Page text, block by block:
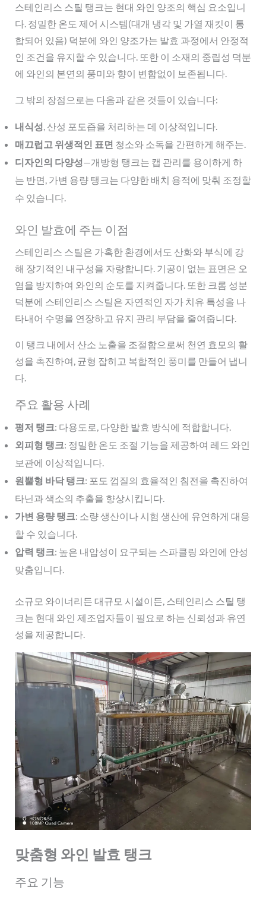
스테인리스 스틸 탱크는 현대 와인 양조의 핵심 요소입니
다. 정밀한 온도 제어 시스템(대개 냉각 및 가열 재킷이 통
합되어 있음) 덕분에 와인 양조가는 발효 과정에서 안정적
인 조건을 유지할 수 있습니다. 또한 이 소재의 중립성 덕분
에 와인의 본연의 풍미와 향이 변함없이 보존됩니다.
그 밖의 장점으로는 다음과 같은 것들이 있습니다:
내식성, 산성 포도즙을 처리하는 데 이상적입니다.
매끄럽고 위생적인 표면 청소와 소독을 간편하게 해주는.
디자인의 다양성—개방형 탱크는 캡 관리를 용이하게 하
는 반면, 가변 용량 탱크는 다양한 배치 용적에 맞춰 조정할
수 있습니다.
와인 발효에 주는 이점
스테인리스 스틸은 가혹한 환경에서도 산화와 부식에 강
해 장기적인 내구성을 자랑합니다. 기공이 없는 표면은 오
염을 방지하여 와인의 순도를 지켜줍니다. 또한 크롬 성분
덕분에 스테인리스 스틸은 자연적인 자가 치유 특성을 나
타내어 수명을 연장하고 유지 관리 부담을 줄여줍니다.
이 탱크 내에서 산소 노출을 조절함으로써 천연 효모의 활
성을 촉진하여, 균형 잡히고 복합적인 풍미를 만들어 냅니
다.
주요 활용 사례
평저 탱크: 다용도로, 다양한 발효 방식에 적합합니다.
외피형 탱크: 정밀한 온도 조절 기능을 제공하여 레드 와인
보관에 이상적입니다.
원뿔형 바닥 탱크: 포도 껍질의 효율적인 침전을 촉진하여
타닌과 색소의 추출을 향상시킵니다.
가변 용량 탱크: 소량 생산이나 시험 생산에 유연하게 대응
할 수 있습니다.
압력 탱크: 높은 내압성이 요구되는 스파클링 와인에 안성
맞춤입니다.
소규모 와이너리든 대규모 시설이든, 스테인리스 스틸 탱
크는 현대 와인 제조업자들이 필요로 하는 신뢰성과 유연
성을 제공합니다.
맞춤형 와인 발효 탱크
주요 기능